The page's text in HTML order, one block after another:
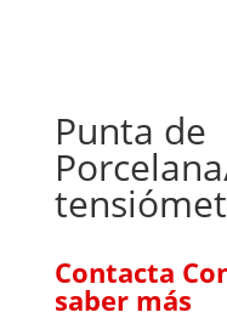
Punta de
Contacta
saber más